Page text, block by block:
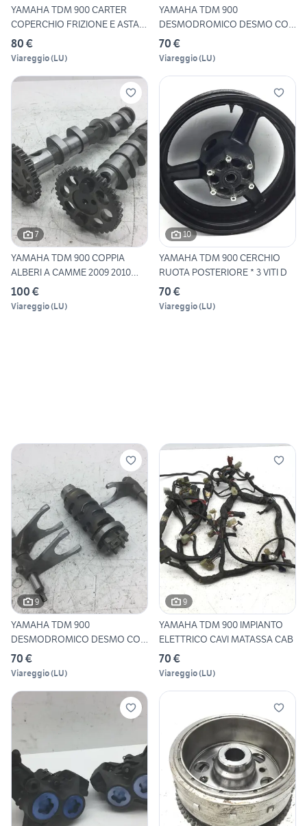
YAMAHA TDM 900 CARTER
COPERCHIO FRIZIONE E ASTA
DI
80 €
Viareggio(LU)
YAMAHA TDM 900
DESMODROMICO DESMO CON
FORCHETTE 20
70 €
Viareggio(LU)
7
YAMAHA TDM 900 COPPIA
ALBERI A CAMME 2009 2010
RN1
100 €
Viareggio(LU)
10
YAMAHA TDM 900 CERCHIO
RUOTA POSTERIORE * 3 VITI D
70 €
Viareggio(LU)
9
YAMAHA TDM 900
DESMODROMICO DESMO CON
FORCHETTE 20
70 €
Viareggio(LU)
9
YAMAHA TDM 900 IMPIANTO
ELETTRICO CAVI MATASSA CAB
70 €
Viareggio(LU)